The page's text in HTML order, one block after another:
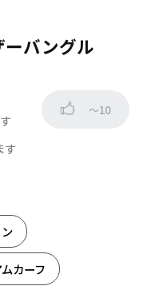
ーバングル
～10
す
カーフ